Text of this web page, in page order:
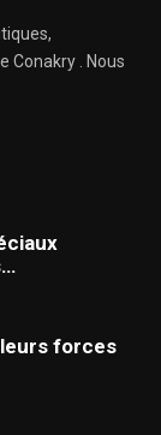
Conakry . Nous
forces